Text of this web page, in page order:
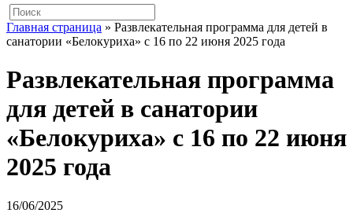
Главная страница » Развлекательная программа для детей в
санатории «Белокуриха» с 16 по 22 июня 2025 года
Развлекательная программа
для детей в санатории
«Белокуриха» с 16 по 22 июня
2025 года
16/06/2025